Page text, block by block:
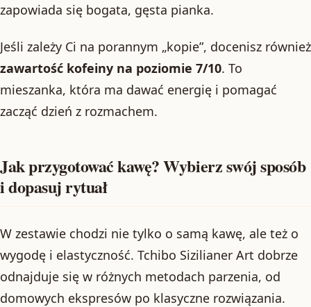
zapowiada się bogata, gęsta pianka.
Jeśli zależy Ci na porannym „kopie”, docenisz również
zawartość kofeiny na poziomie 7/10. To
mieszanka, która ma dawać energię i pomagać
zacząć dzień z rozmachem.
Jak przygotować kawę? Wybierz swój sposób
i dopasuj rytuał
W zestawie chodzi nie tylko o samą kawę, ale też o
wygodę i elastyczność. Tchibo Sizilianer Art dobrze
odnajduje się w różnych metodach parzenia, od
domowych ekspresów po klasyczne rozwiązania.